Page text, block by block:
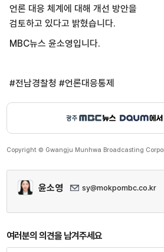
언론 대응 체계에 대해 개선 방안을
검토하고 있다고 밝혔습니다.
MBC뉴스 윤소영입니다.
#전남경찰청 #언론대응통제
Copyright © Gwangju Munhwa Broadcasting
윤소영 sy@mokpombc.co.kr
여러분의 의견을 남겨주세요